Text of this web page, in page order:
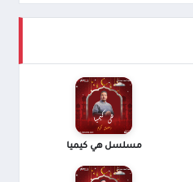
مسلسل هي كيميا